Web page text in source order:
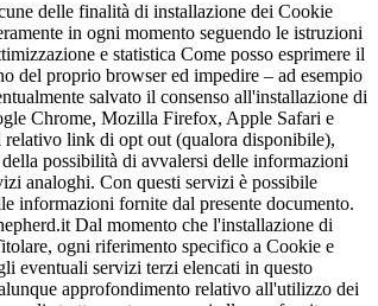
delle finalità di installazione dei Cookie
in ogni momento seguendo le istruzioni
e statistica Come posso esprimere il
del proprio browser ed impedire – ad esempio
salvato il consenso all'installazione di
Chrome, Mozilla Firefox, Apple Safari e
link di opt out (qualora disponibile),
possibilità di avvalersi delle informazioni
analoghi. Con questi servizi è possibile
informazioni fornite dal presente documento.
Dal momento che l'installazione di
ogni riferimento specifico a Cookie e
eventuali servizi terzi elencati in questo
approfondimento relativo all'utilizzo dei